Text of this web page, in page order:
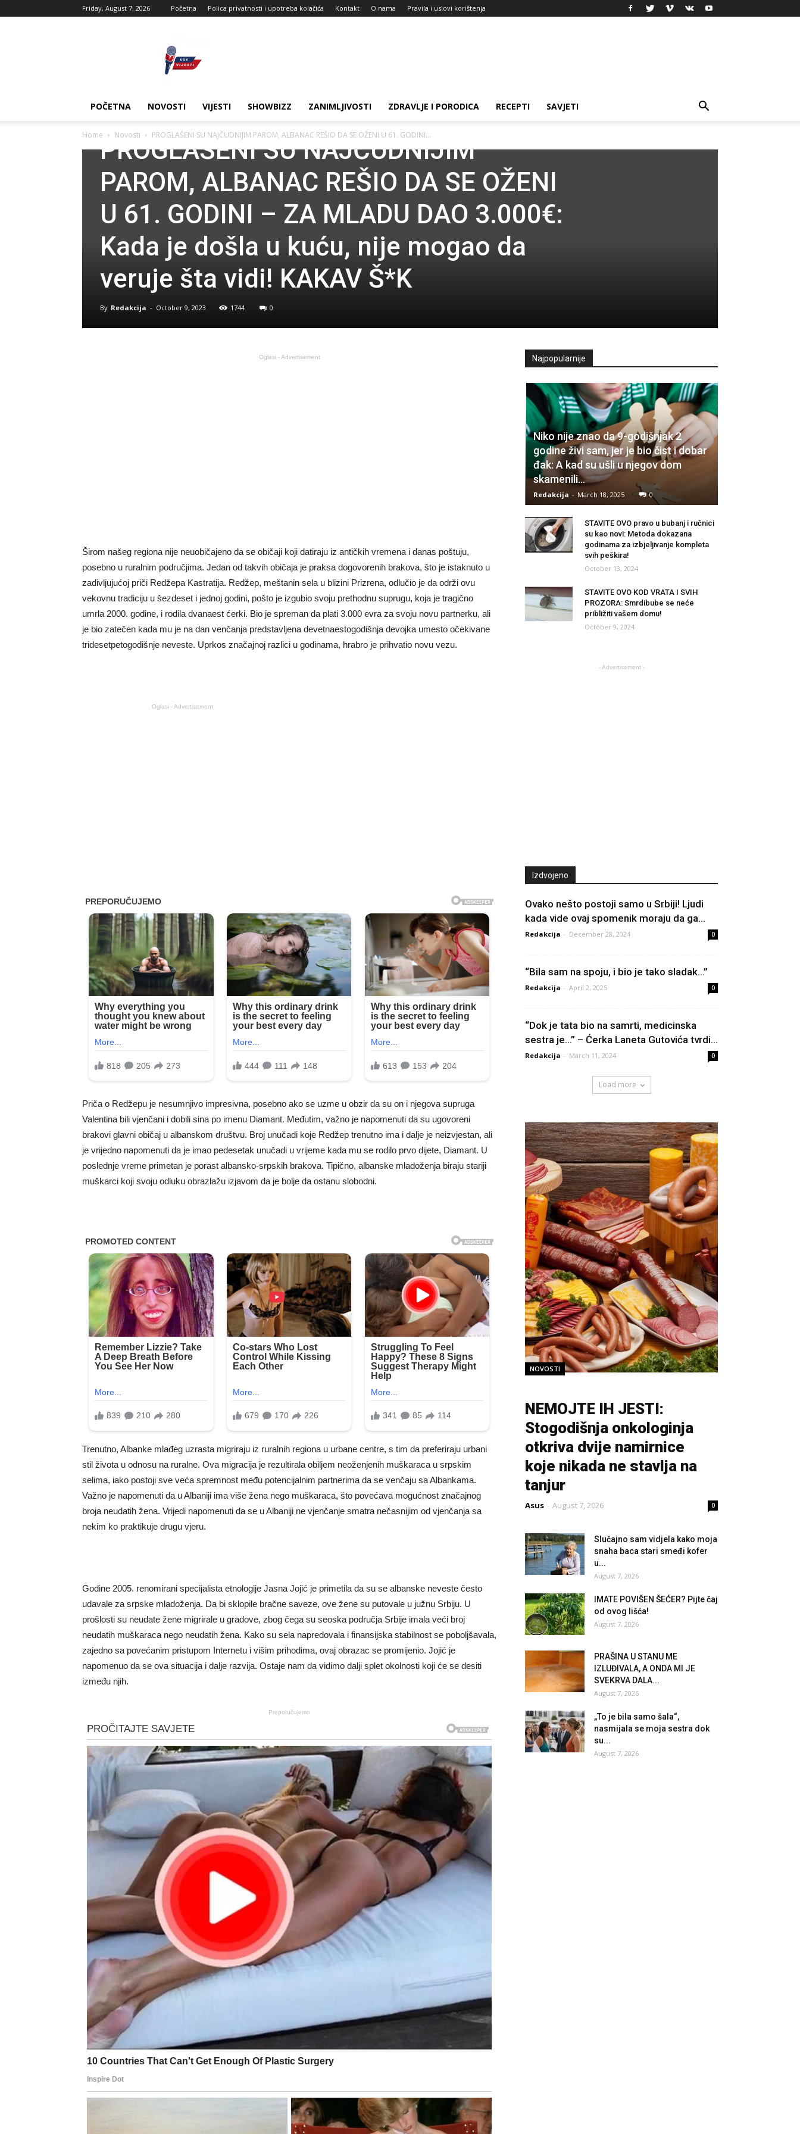
Friday, August 7, 2026 Početna Polica privatnosti i upotreba kolačića Kontakt O nama Pravila i uslovi korištenja
POČETNA NOVOSTI VIJESTI SHOWBIZZ ZANIMLJIVOSTI ZDRAVLJE I PORODICA RECEPTI SAVJETI
Home Novosti PROGLAŠENI SU NAJČUDNIJIM PAROM, ALBANAC REŠIO DA SE OŽENI U 61. GODINI...
PROGLAŠENI SU NAJČUDNIJIM
PAROM, ALBANAC REŠIO DA SE OŽENI
U 61. GODINI – ZA MLADU DAO 3.000€:
Kada je došla u kuću, nije mogao da
veruje šta vidi! KAKAV Š*K
By Redakcija - October 9, 2023 1744 0
Oglasi - Advertisement
Širom našeg regiona nije neuobičajeno da se običaji koji datiraju iz antičkih vremena i danas poštuju,
posebno u ruralnim područjima. Jedan od takvih običaja je praksa dogovorenih brakova, što je istaknuto u
zadivljujućoj priči Redžepa Kastratija. Redžep, meštanin sela u blizini Prizrena, odlučio je da održi ovu
vekovnu tradiciju u šezdeset i jednoj godini, pošto je izgubio svoju prethodnu suprugu, koja je tragično
umrla 2000. godine, i rodila dvanaest ćerki. Bio je spreman da plati 3.000 evra za svoju novu partnerku, ali
je bio zatečen kada mu je na dan venčanja predstavljena devetnaestogodišnja devojka umesto očekivane
tridesetpetogodišnje neveste. Uprkos značajnoj razlici u godinama, hrabro je prihvatio novu vezu.
Oglasi - Advertisement
Priča o Redžepu je nesumnjivo impresivna, posebno ako se uzme u obzir da su on i njegova supruga
Valentina bili vjenčani i dobili sina po imenu Diamant. Međutim, važno je napomenuti da su ugovoreni
brakovi glavni običaj u albanskom društvu. Broj unučadi koje Redžep trenutno ima i dalje je neizvjestan, ali
je vrijedno napomenuti da je imao pedesetak unučadi u vrijeme kada mu se rodilo prvo dijete, Diamant. U
poslednje vreme primetan je porast albansko-srpskih brakova. Tipično, albanske mladoženja biraju stariji
muškarci koji svoju odluku obrazlažu izjavom da je bolje da ostanu slobodni.
Trenutno, Albanke mlađeg uzrasta migriraju iz ruralnih regiona u urbane centre, s tim da preferiraju urbani
stil života u odnosu na ruralne. Ova migracija je rezultirala obiljem neoženjenih muškaraca u srpskim
selima, iako postoji sve veća spremnost među potencijalnim partnerima da se venčaju sa Albankama.
Važno je napomenuti da u Albaniji ima više žena nego muškaraca, što povećava mogućnost značajnog
broja neudatih žena. Vrijedi napomenuti da se u Albaniji ne vjenčanje smatra nečasnijim od vjenčanja sa
nekim ko praktikuje drugu vjeru.
Godine 2005. renomirani specijalista etnologije Jasna Jojić je primetila da su se albanske neveste često
udavale za srpske mladoženja. Da bi sklopile bračne saveze, ove žene su putovale u južnu Srbiju. U
prošlosti su neudate žene migrirale u gradove, zbog čega su seoska područja Srbije imala veći broj
neudatih muškaraca nego neudatih žena. Kako su sela napredovala i finansijska stabilnost se poboljšavala,
zajedno sa povećanim pristupom Internetu i višim prihodima, ovaj obrazac se promijenio. Jojić je
napomenuo da se ova situacija i dalje razvija. Ostaje nam da vidimo dalji splet okolnosti koji će se desiti
između njih.
Preporučujemo
Najpopularnije
Niko nije znao da 9-godišnjak 2
godine živi sam, jer je bio čist i dobar
đak: A kad su ušli u njegov dom
skamenili...
Redakcija - March 18, 2025 0
STAVITE OVO pravo u bubanj i ručnici
su kao novi: Metoda dokazana
godinama za izbjeljivanje kompleta
svih peškira!
October 13, 2024
STAVITE OVO KOD VRATA I SVIH
PROZORA: Smrdibube se neće
približiti vašem domu!
October 9, 2024
- Advertisement -
Izdvojeno
Ovako nešto postoji samo u Srbiji! Ljudi
kada vide ovaj spomenik moraju da ga...
Redakcija - December 28, 2024 0
“Bila sam na spoju, i bio je tako sladak…”
Redakcija - April 2, 2025 0
“Dok je tata bio na samrti, medicinska
sestra je…” – Ćerka Laneta Gutovića tvrdi...
Redakcija - March 11, 2024 0
Load more
NOVOSTI
NEMOJTE IH JESTI:
Stogodišnja onkologinja
otkriva dvije namirnice
koje nikada ne stavlja na
tanjur
Asus - August 7, 2026 0
Slučajno sam vidjela kako moja
snaha baca stari smeđi kofer
u...
August 7, 2026
IMATE POVIŠEN ŠEĆER? Pijte čaj
od ovog lišća!
August 7, 2026
PRAŠINA U STANU ME
IZLUĐIVALA, A ONDA MI JE
SVEKRVA DALA...
August 7, 2026
„To je bila samo šala“,
nasmijala se moja sestra dok
su...
August 7, 2026